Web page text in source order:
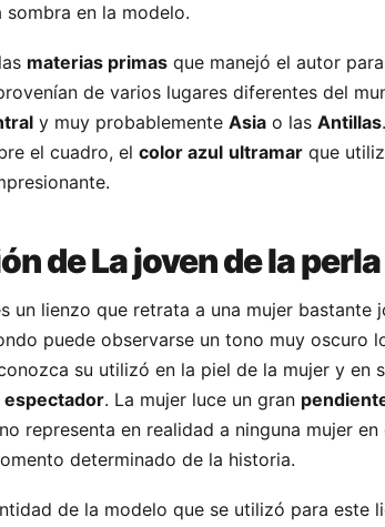
en la modelo.
materias primas que manejó el autor
de varios lugares diferentes del
y muy probablemente Asia o las Antillas
el cuadro, el color azul ultramar que
de La joven de la perla
un lienzo que retrata a una mujer bastante
puede observarse un tono muy oscuro
su utilizó en la piel de la mujer y en
espectador. La mujer luce un gran
representa en realidad a ninguna mujer
determinado de la historia.
de la modelo que se utilizó para este